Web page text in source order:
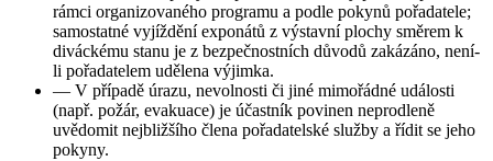
rámci organizovaného programu a podle pokynů pořadatele;
samostatné vyjíždění exponátů z výstavní plochy směrem k
diváckému stanu je z bezpečnostních důvodů zakázáno, není-
li pořadatelem udělena výjimka.
— V případě úrazu, nevolnosti či jiné mimořádné události
(např. požár, evakuace) je účastník povinen neprodleně
uvědomit nejbližšího člena pořadatelské služby a řídit se jeho
pokyny.